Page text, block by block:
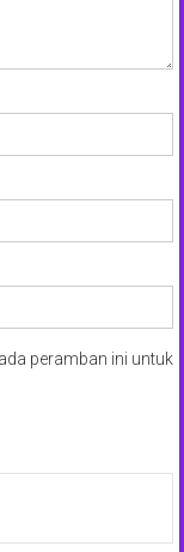
peramban ini untuk